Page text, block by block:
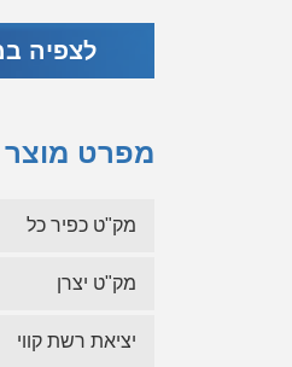
לצפיה
מפרט מוצר
מק"ט כפיר כל
מק"ט יצרן
יציאת רשת קווי